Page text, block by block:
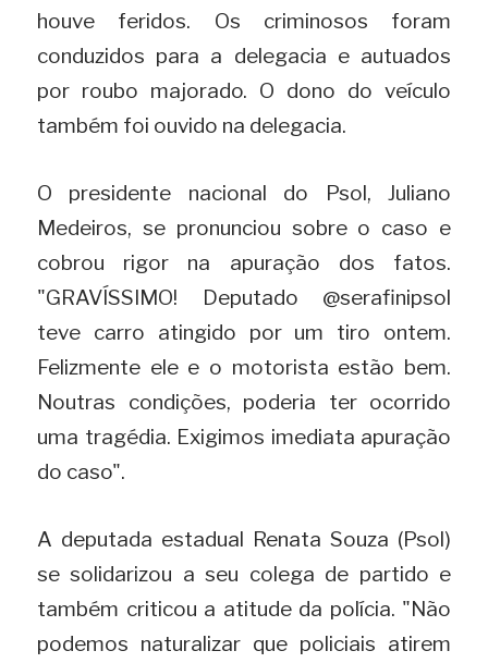
houve feridos. Os criminosos foram
conduzidos para a delegacia e autuados
por roubo majorado. O dono do veículo
também foi ouvido na delegacia.
O presidente nacional do Psol, Juliano
Medeiros, se pronunciou sobre o caso e
cobrou rigor na apuração dos fatos.
"GRAVÍSSIMO! Deputado @serafinipsol
teve carro atingido por um tiro ontem.
Felizmente ele e o motorista estão bem.
Noutras condições, poderia ter ocorrido
uma tragédia. Exigimos imediata apuração
do caso".
A deputada estadual Renata Souza (Psol)
se solidarizou a seu colega de partido e
também criticou a atitude da polícia. "Não
podemos naturalizar que policiais atirem